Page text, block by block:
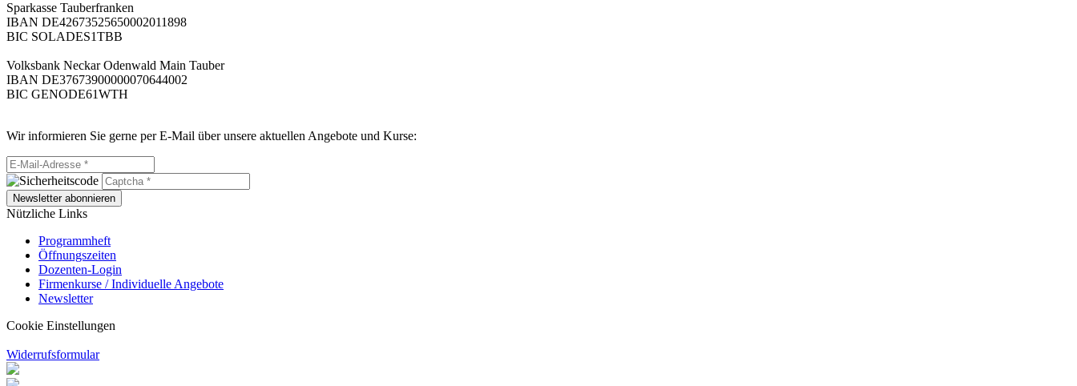
Sparkasse Tauberfranken
IBAN DE42673525650002011898
BIC SOLADES1TBB
Volksbank Neckar Odenwald Main Tauber
IBAN DE37673900000070644002
BIC GENODE61WTH
Wir informieren Sie gerne per E-Mail über unsere aktuellen Angebote und Kurse:
Newsletter abonnieren
Nützliche Links
Programmheft
Öffnungszeiten
Dozenten-Login
Firmenkurse / Individuelle Angebote
Newsletter
Cookie Einstellungen
Widerrufsformular